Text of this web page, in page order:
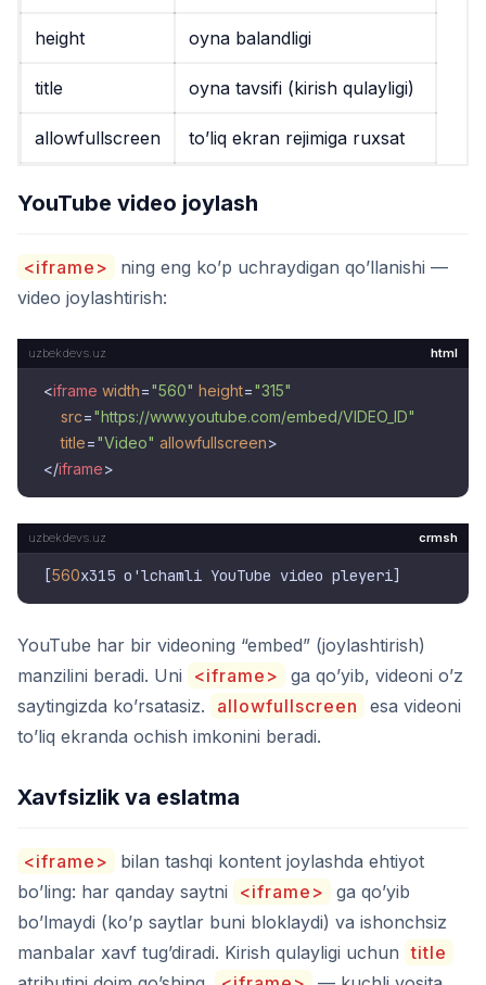
height oyna balandligi
title oyna tavsifi (kirish qulayligi)
allowfullscreen to’liq ekran rejimiga ruxsat
YouTube video joylash
<iframe>
ning eng ko’p uchraydigan qo’llanishi —
video joylashtirish:
html
<iframe width="560" height="315"
src="https://www.youtube.com/embed/VIDEO_ID"
title="Video" allowfullscreen>
</iframe>
crmsh
[560
YouTube har bir videoning “embed” (joylashtirish)
manzilini beradi. Uni
<iframe>
ga qo’yib, videoni o’z
saytingizda ko’rsatasiz.
allowfullscreen
esa videoni
to’liq ekranda ochish imkonini beradi.
Xavfsizlik va eslatma
<iframe>
bilan tashqi kontent joylashda ehtiyot
bo’ling: har qanday saytni
<iframe>
ga qo’yib
bo’lmaydi (ko’p saytlar buni bloklaydi) va ishonchsiz
manbalar xavf tug’diradi. Kirish qulayligi uchun title